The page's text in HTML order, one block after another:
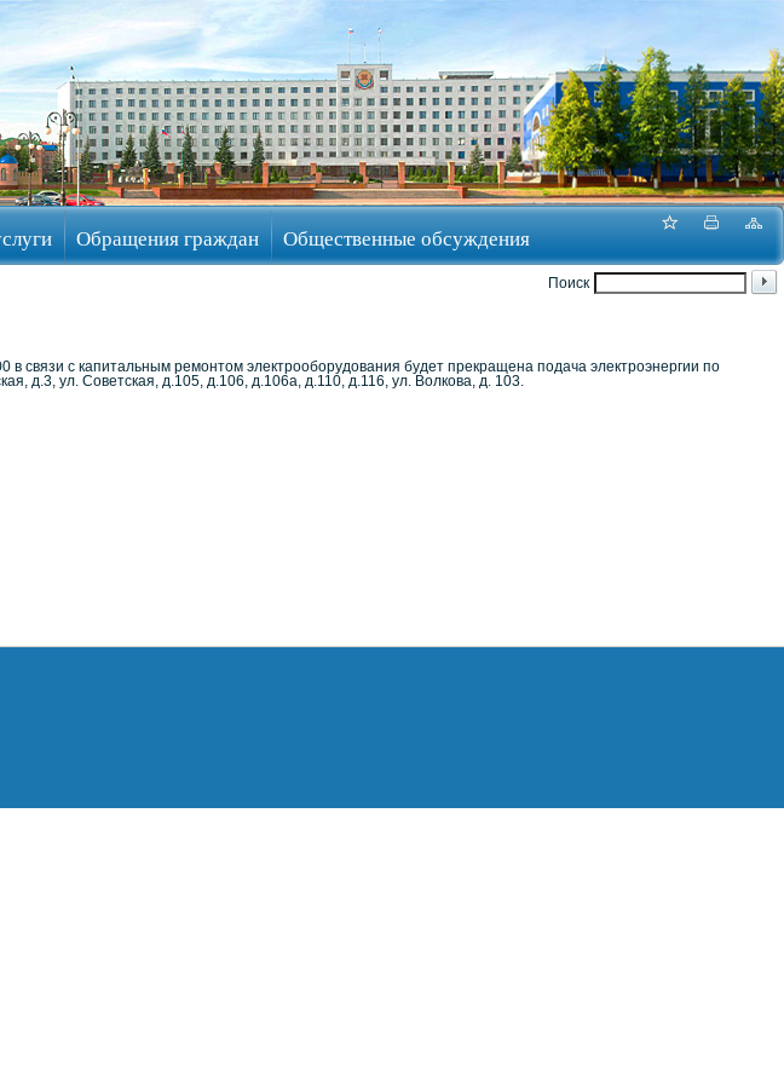
Обращения граждан Общественные обсуждения
Поиск
в связи с капитальным ремонтом электрооборудования будет прекращена подача электроэнергии по
д.3, ул. Советская, д.105, д.106, д.106а, д.110, д.116, ул. Волкова, д. 103.